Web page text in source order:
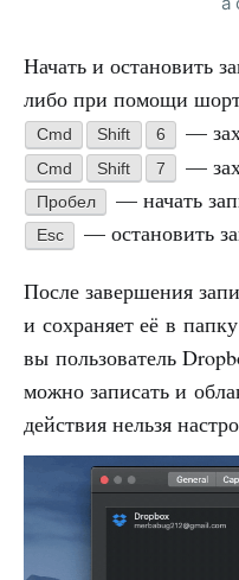
Начать и остановить
либо при помощи
Cmd Shift 6 —
Cmd Shift 7 —
Пробел — начать
Esc — остановить
После завершения
и сохраняет её в
вы пользователь
можно записать и
действия нельзя